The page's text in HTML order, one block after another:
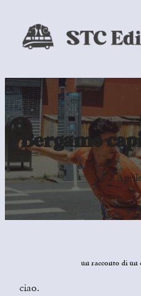
Bergamo
2
un racconto di un
ciao.